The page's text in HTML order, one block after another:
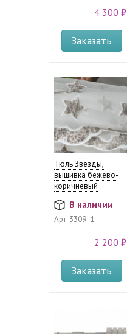
4 300 ₽
Заказать
Тюль Звезды,
вышивка бежево-
коричневый
В наличии
Арт.3309- 1
2 200 ₽
Заказать